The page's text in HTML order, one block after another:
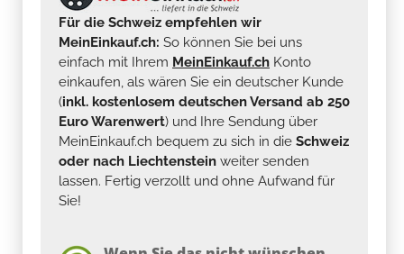
Für die Schweiz empfehlen wir
MeinEinkauf.ch: So können Sie bei uns
einfach mit Ihrem MeinEinkauf.ch Konto
einkaufen, als wären Sie ein deutscher Kunde
(inkl. kostenlosem deutschen Versand ab 250
Euro Warenwert) und Ihre Sendung über
MeinEinkauf.ch bequem zu sich in die Schweiz
oder nach Liechtenstein weiter senden
lassen. Fertig verzollt und ohne Aufwand für
Sie!